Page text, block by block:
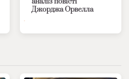
Джорджа Орвелла